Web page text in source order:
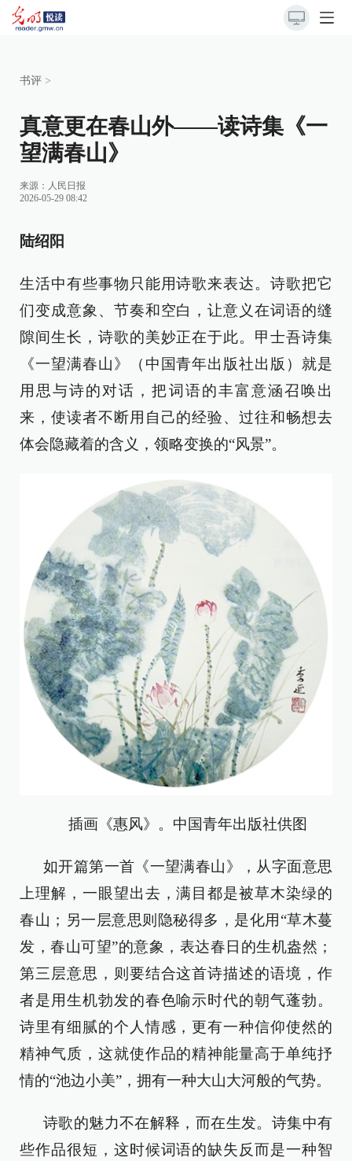
书评 >
真意更在春山外​——读诗集《一
望满春山》
来源： 人民日报
2026-05-29 08:42
陆绍阳
生活中有些事物只能用诗歌来表达。诗歌把它
们变成意象、节奏和空白，让意义在词语的缝
隙间生长，诗歌的美妙正在于此。甲士吾诗集
《一望满春山》（中国青年出版社出版）就是
用思与诗的对话，把词语的丰富意涵召唤出
来，使读者不断用自己的经验、过往和畅想去
体会隐藏着的含义，领略变换的“风景”。
插画《惠风》。中国青年出版社供图
如开篇第一首《一望满春山》，从字面意思
上理解，一眼望出去，满目都是被草木染绿的
春山；另一层意思则隐秘得多，是化用“草木蔓
发，春山可望”的意象，表达春日的生机盎然；
第三层意思，则要结合这首诗描述的语境，作
者是用生机勃发的春色喻示时代的朝气蓬勃。
诗里有细腻的个人情感，更有一种信仰使然的
精神气质，这就使作品的精神能量高于单纯抒
情的“池边小美”，拥有一种大山大河般的气势。
诗歌的魅力不在解释，而在生发。诗集中有
些作品很短，这时候词语的缺失反而是一种智